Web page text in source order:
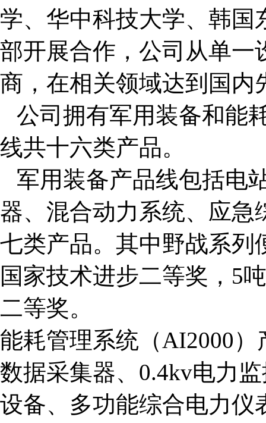
学、华中科技大学、韩国
部开展合作，公司从单一
商，在相关领域达到国内
公司拥有军用装备和能
线共十六类产品。
军用装备产品线包括电
器、混合动力系统、应急
七类产品。其中野战系列
国家技术进步二等奖， 5
二等奖。
能耗管理系统（AI2000）
数据采集器、0.4kv电力
设备、多功能综合电力仪